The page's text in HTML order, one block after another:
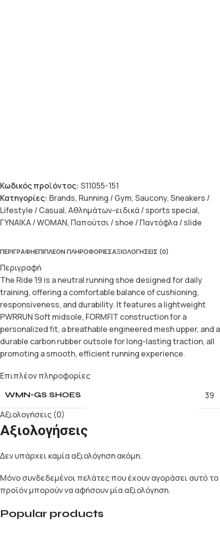
Κωδικός προϊόντος: S11055-151
Κατηγορίες: Brands, Running / Gym,Saucony,Sneakers /
Lifestyle / Casual,Αθλημάτων-ειδικά / sports special,
ΓΥΝΑΙΚΑ / WOMAN, Παπούτσι / shoe / Παντόφλα / slide
ΠΕΡΙΓΡΑΦΉΕΠΙΠΛΈΟΝ ΠΛΗΡΟΦΟΡΊΕΣΑΞΙΟΛΟΓΉΣΕΙΣ (0)
Περιγραφή
The Ride 19 is a neutral running shoe designed for daily
training, offering a comfortable balance of cushioning,
responsiveness, and durability. It features a lightweight
PWRRUN Soft midsole, FORMFIT construction for a
personalized fit, a breathable engineered mesh upper, and a
durable carbon rubber outsole for long-lasting traction, all
promoting a smooth, efficient running experience.
Επιπλέον πληροφορίες
WMN-GS SHOES
39
Αξιολογήσεις (0)
Αξιολογήσεις
Δεν υπάρχει καμία αξιολόγηση ακόμη.
Μόνο συνδεδεμένοι πελάτες που έχουν αγοράσει αυτό το
προϊόν μπορούν να αφήσουν μία αξιολόγηση.
Popular products